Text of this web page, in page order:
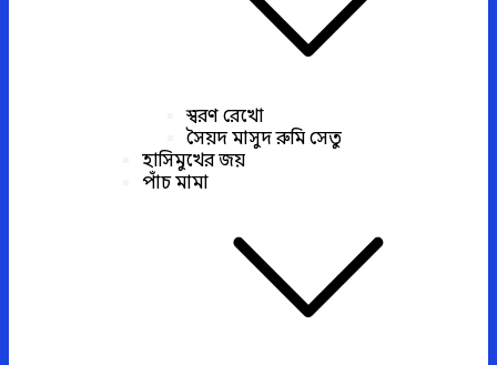
স্বরণ রেখো
সৈয়দ মাসুদ রুমি সেতু
হাসিমুখের জয়
পাঁচ মামা